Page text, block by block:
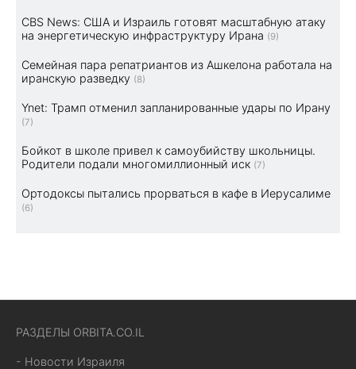
CBS News: США и Израиль готовят масштабную атаку
на энергетическую инфраструктуру Ирана (9)
Семейная пара репатриантов из Ашкелона работала на
иранскую разведку (8)
Ynet: Трамп отменил запланированные удары по Ирану
(7)
Бойкот в школе привел к самоубийству школьницы.
Родители подали многомиллионный иск (7)
Ортодоксы пытались прорваться в кафе в Иерусалиме
(6)
РАЗДЕЛЫ ORBITA.CO.IL
- Новости Израиля